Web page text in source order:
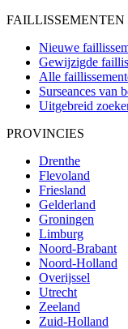
FAILLISSEMENTEN
Nieuwe
Gewijzigde
Alle
Surseances van
Uitgebreid
PROVINCIES
Drenthe
Flevoland
Friesland
Gelderland
Groningen
Limburg
Noord-Brabant
Noord-Holland
Overijssel
Utrecht
Zeeland
Zuid-Holland